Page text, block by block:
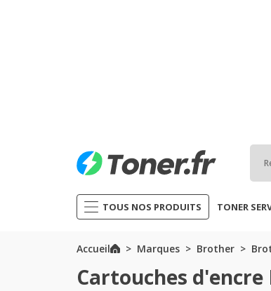
TOUS NOS PRODUITS TONER
Accueil Marques Brother
Cartouches d'encre